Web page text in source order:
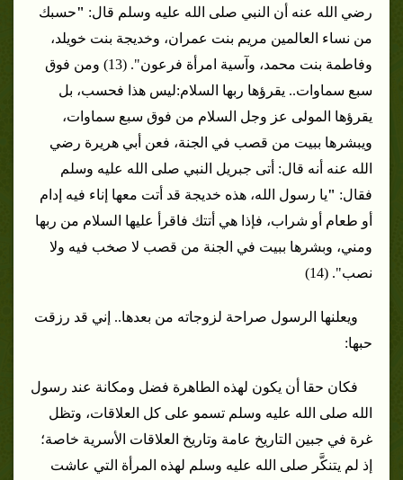
رضي الله عنه أن النبي صلى الله عليه وسلم قال: "حسبك
من نساء العالمين مريم بنت عمران، وخديجة بنت خويلد،
وفاطمة بنت محمد، وآسية امرأة فرعون". (13)
ومن فوق
سبع سماوات.. يقرؤها ربها السلام:ليس هذا فحسب، بل
يقرؤها المولى عز وجل السلام من فوق سبع سماوات،
ويبشرها ببيت من قصب في الجنة، فعن أبي هريرة رضي
الله عنه أنه قال: أتى جبريل النبي صلى الله عليه وسلم
فقال: "يا رسول الله، هذه خديجة قد أتت معها إناء فيه إدام
أو طعام أو شراب، فإذا هي أتتك فاقرأ عليها السلام من ربها
ومني، وبشرها ببيت في الجنة من قصب لا صخب فيه ولا
نصب". (14)
ويعلنها الرسول صراحة لزوجاته من بعدها.. إني قد رزقت
حبها:
فكان حقا أن يكون لهذه الطاهرة فضل ومكانة عند رسول
الله صلى الله عليه وسلم تسمو على كل العلاقات، وتظل
غرة في جبين التاريخ عامة وتاريخ العلاقات الأسرية خاصة؛
إذ لم يتنكَّر صلى الله عليه وسلم لهذه المرأة التي عاشت